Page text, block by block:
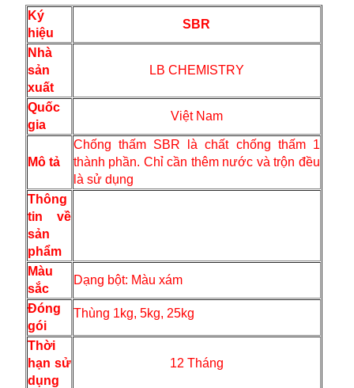
Ký
hiệu
SBR
Nhà
sản
xuất
LB CHEMISTRY
Quốc
gia
Việt Nam
Mô tả
Chống thấm SBR là chất chống thấm 1
thành phần. Chỉ cần thêm nước và trộn đều
là sử dụng
Thông
tin về
sản
phẩm
Màu
sắc
Dạng bột: Màu xám
Đóng
gói
Thùng 1kg, 5kg, 25kg
Thời
hạn sử
dụng
12 Tháng